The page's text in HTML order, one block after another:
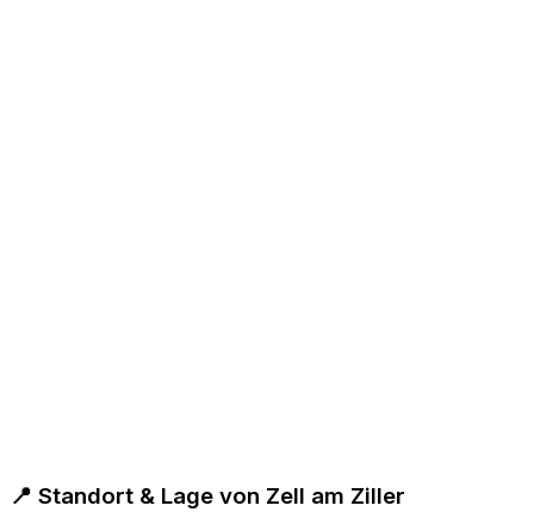
📍 Standort & Lage von Zell am Ziller